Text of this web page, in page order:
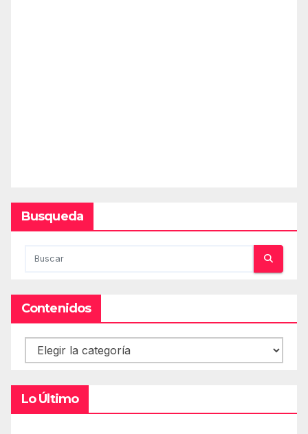
Busqueda
Contenidos
Contenidos
Lo Último